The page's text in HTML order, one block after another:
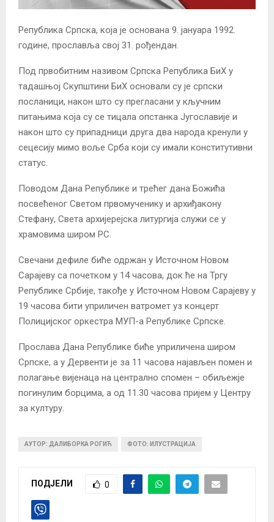
Република Српска, која је основана 9. јануара 1992.
године, прославља свој 31. рођендан.
Под првобитним називом Српска Република БиХ у
тадашњој Скупштини БиХ основали су је српски
посланици, након што су прегласани у кључним
питањима која су се тицала опстанка Југославије и
након што су припадници друга два народа кренули у
сецесију мимо воље Срба који су имали конститутивни
статус.
Поводом Дана Републике и трећег дана Божића
посвећеног Светом првомученику и архиђакону
Стефану, Света архијерејска литургија служи се у
храмовима широм РС.
Свечани дефиле биће одржан у Источном Новом
Сарајеву са почетком у 14 часова, док ће на Тргу
Републике Србије, такође у Источном Новом Сарајеву у
19 часова бити уприличен ватромет уз концерт
Полицијског оркестра МУП-а Републике Српске.
Прослава Дана Републике биће уприличена широм
Српске, а у Дервенти је за 11 часова најављен помен и
полагање вијенаца на централно спомен – обиљежје
погинулим борцима, а од 11.30 часова пријем у Центру
за културу.
АУТОР: ДАЛИБОРКА РОГИЋ ФОТО: ИЛУСТРАЦИЈА
ПОДЈЕЛИ 0